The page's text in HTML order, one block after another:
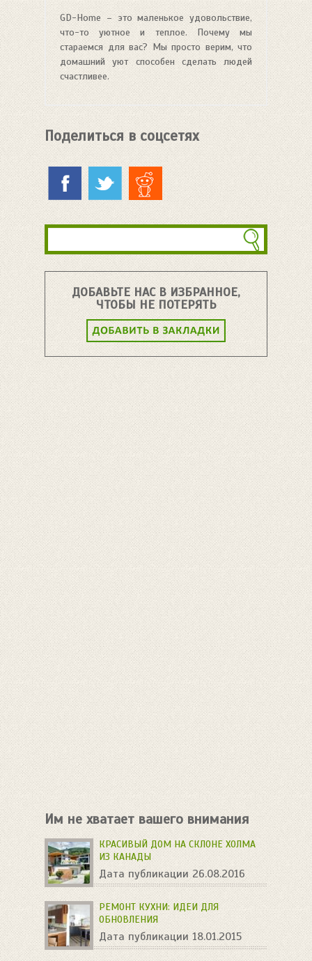
GD-Home – это маленькое удовольствие,
что-то уютное и теплое. Почему мы
стараемся для вас? Мы просто верим, что
домашний уют способен сделать людей
счастливее.
Поделиться в соцсетях
ДОБАВЬТЕ НАС В ИЗБРАННОЕ,
ЧТОБЫ НЕ ПОТЕРЯТЬ
Им не хватает вашего внимания
КРАСИВЫЙ ДОМ НА СКЛОНЕ ХОЛМА
ИЗ КАНАДЫ
Дата публикации 26.08.2016
РЕМОНТ КУХНИ: ИДЕИ ДЛЯ
ОБНОВЛЕНИЯ
Дата публикации 18.01.2015